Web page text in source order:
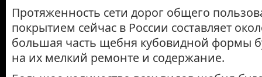
Протяженность сети дорог общего
покрытием сейчас в России составляет
большая часть щебня кубовидной формы
на их мелкий ремонте и содержание.